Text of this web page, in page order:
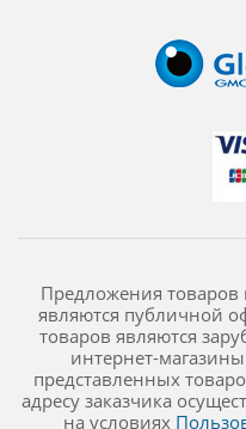
Предложения товаров
являются публичной
товаров являются
интернет-
представленных
адресу заказчика
на условиях